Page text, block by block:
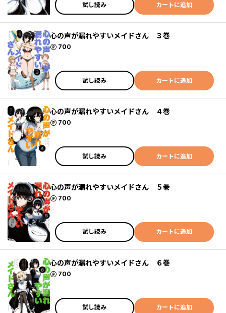
試し読み カートに追加
心の声が漏れやすいメイドさん ３巻
700
ポイント
試し読み カートに追加
心の声が漏れやすいメイドさん ４巻
700
ポイント
試し読み カートに追加
心の声が漏れやすいメイドさん ５巻
700
ポイント
試し読み カートに追加
心の声が漏れやすいメイドさん ６巻
700
ポイント
試し読み カートに追加